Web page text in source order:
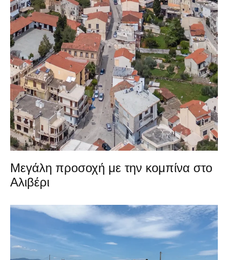
Μεγάλη προσοχή με την κομπίνα στο
Αλιβέρι